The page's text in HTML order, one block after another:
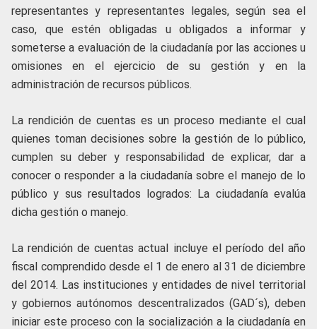
representantes y representantes legales, según sea el
caso, que estén obligadas u obligados a informar y
someterse a evaluación de la ciudadanía por las acciones u
omisiones en el ejercicio de su gestión y en la
administración de recursos públicos.
La rendición de cuentas es un proceso mediante el cual
quienes toman decisiones sobre la gestión de lo público,
cumplen su deber y responsabilidad de explicar, dar a
conocer o responder a la ciudadanía sobre el manejo de lo
público y sus resultados logrados: La ciudadanía evalúa
dicha gestión o manejo.
La rendición de cuentas actual incluye el período del año
fiscal comprendido desde el 1 de enero al 31 de diciembre
del 2014. Las instituciones y entidades de nivel territorial
y gobiernos autónomos descentralizados (GAD´s), deben
iniciar este proceso con la socialización a la ciudadanía en